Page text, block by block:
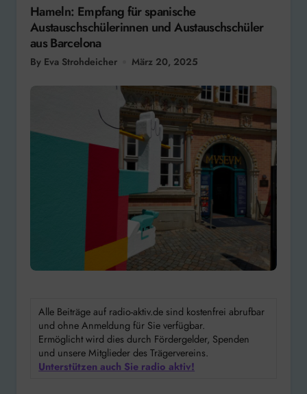
Hameln: Empfang für spanische
Austauschschülerinnen und Austauschschüler
aus Barcelona
By Eva Strohdeicher März 20, 2025
Alle Beiträge auf radio-aktiv.de sind kostenfrei abrufbar
und ohne Anmeldung für Sie verfügbar.
Ermöglicht wird dies durch Fördergelder, Spenden
und unsere Mitglieder des Trägervereins.
Unterstützen auch Sie radio aktiv!